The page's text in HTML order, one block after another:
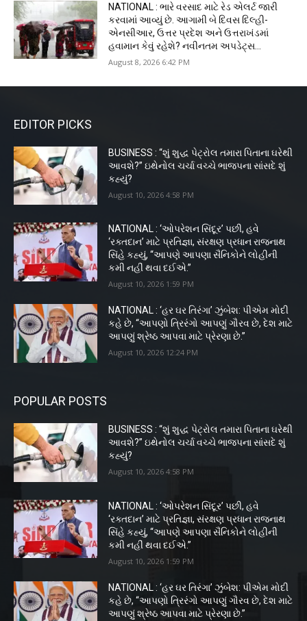
NATIONAL : ભારે વરસાદ માટે રેડ એલર્ટ જારી
કરવામાં આવ્યું છે. આગામી બે દિવસ દિલ્હી-
એનસીઆર, ઉત્તર પ્રદેશ અને ઉત્તરાખંડમાં
હવામાન કેવું રહેશે? નવીનતમ અપડેટ્સ...
August 8, 2026 6:42 PM
EDITOR PICKS
BUSINESS : “શું શુદ્ધ પેટ્રોલ તમારા પિતાના ઘરેથી
આવશે?” ઇથેનોલ ચર્ચા વચ્ચે ભાજપના સાંસદે શું
કહ્યું?
August 10, 2026 4:58 PM
NATIONAL : ‘ઓપરેશન સિંદૂર’ પછી, હવે
‘રક્તદાન’ માટે પ્રતિજ્ઞા, સંરક્ષણ પ્રધાન રાજનાથ
સિંહે કહ્યું, “આપણે આપણા સૈનિકોને લોહીની
કમી નહીં થવા દઈએ.”
August 10, 2026 1:59 PM
NATIONAL : ‘હર ઘર તિરંગા’ ઝુંબેશ: પીએમ મોદી
કહે છે, “આપણો ત્રિરંગો આપણું ગૌરવ છે, દેશ માટે
આપણું શ્રેષ્ઠ આપવા માટે પ્રેરણા છે.”
August 10, 2026 12:24 PM
POPULAR POSTS
BUSINESS : “શું શુદ્ધ પેટ્રોલ તમારા પિતાના ઘરેથી
આવશે?” ઇથેનોલ ચર્ચા વચ્ચે ભાજપના સાંસદે શું
કહ્યું?
August 10, 2026 4:58 PM
NATIONAL : ‘ઓપરેશન સિંદૂર’ પછી, હવે
‘રક્તદાન’ માટે પ્રતિજ્ઞા, સંરક્ષણ પ્રધાન રાજનાથ
સિંહે કહ્યું, “આપણે આપણા સૈનિકોને લોહીની
કમી નહીં થવા દઈએ.”
August 10, 2026 1:59 PM
NATIONAL : ‘હર ઘર તિરંગા’ ઝુંબેશ: પીએમ મોદી
કહે છે, “આપણો ત્રિરંગો આપણું ગૌરવ છે, દેશ માટે
આપણું શ્રેષ્ઠ આપવા માટે પ્રેરણા છે.”